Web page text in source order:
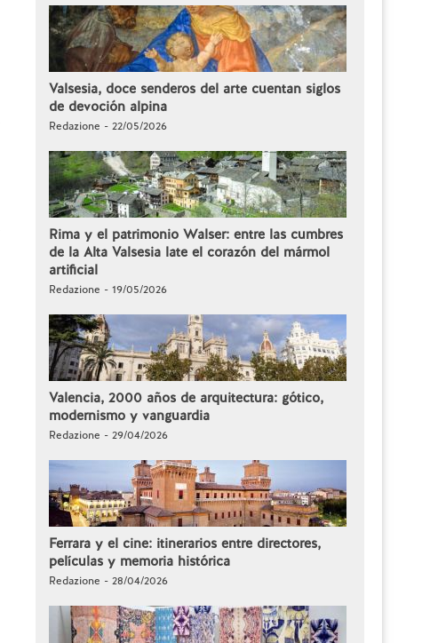
Valsesia, doce senderos del arte cuentan siglos
de devoción alpina
Redazione - 22/05/2026
Rima y el patrimonio Walser: entre las cumbres
de la Alta Valsesia late el corazón del mármol
artificial
Redazione - 19/05/2026
Valencia, 2000 años de arquitectura: gótico,
modernismo y vanguardia
Redazione - 29/04/2026
Ferrara y el cine: itinerarios entre directores,
películas y memoria histórica
Redazione - 28/04/2026